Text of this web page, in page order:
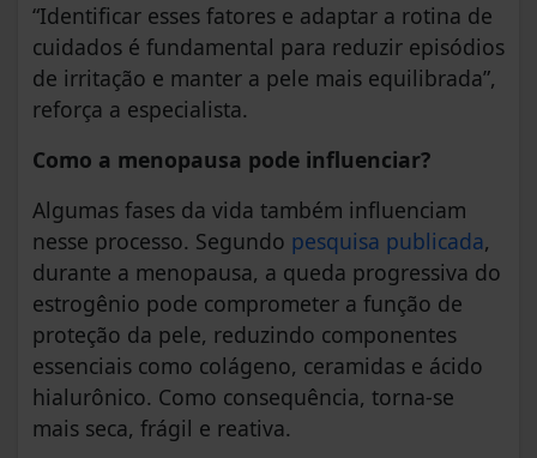
“Identificar esses fatores e adaptar a rotina de
cuidados é fundamental para reduzir episódios
de irritação e manter a pele mais equilibrada”,
reforça a especialista.
Como a menopausa pode influenciar?
Algumas fases da vida também influenciam
nesse processo. Segundo pesquisa publicada,
durante a menopausa, a queda progressiva do
estrogênio pode comprometer a função de
proteção da pele, reduzindo componentes
essenciais como colágeno, ceramidas e ácido
hialurônico. Como consequência, torna-se
mais seca, frágil e reativa.